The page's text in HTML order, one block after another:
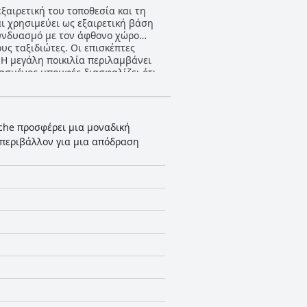
του τοποθεσία και τη
ως εξαιρετική βάση
με τον άφθονο χώρο
Οι επισκέπτες
μεγάλη ποικιλία περιλαμβάνει
μπουφές διασφαλίζει ότι
ξενοδοχείου λαμβάνει έντονα
Η επιλογή δείπνου στην
αναφέρουν την παλιά
για σύντομες διαμονές. Η
διατηρούνται σταθερά σε υψηλά
γενικά λαμβάνουν θετικές
μαξιλαριών. Συνολικά,
τα καθαρά και άνετα
που θέλουν να ζήσουν τη
προσφέρει μια μοναδική
για μια απόδραση